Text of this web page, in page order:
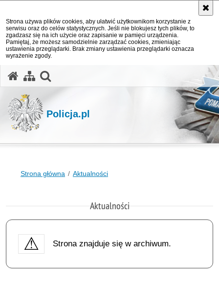
Strona używa plików cookies, aby ułatwić użytkownikom korzystanie z
serwisu oraz do celów statystycznych. Jeśli nie blokujesz tych plików, to
zgadzasz się na ich użycie oraz zapisanie w pamięci urządzenia.
Pamiętaj, że możesz samodzielnie zarządzać cookies, zmieniając
ustawienia przeglądarki. Brak zmiany ustawienia przeglądarki oznacza
wyrażenie zgody.
Policja.pl
Strona główna Aktualności
Aktualności
Strona znajduje się w archiwum.